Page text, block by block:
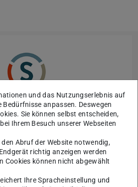
Hochschulperle
und das Nutzungserlebnis auf
Bedürfnisse anpassen. Deswegen
Sie können selbst entscheiden,
Ihrem Besuch unserer Webseiten
Abruf der Website notwendig,
richtig anzeigen werden
Cookies können nicht abgewählt
Ihre Spracheinstellung und